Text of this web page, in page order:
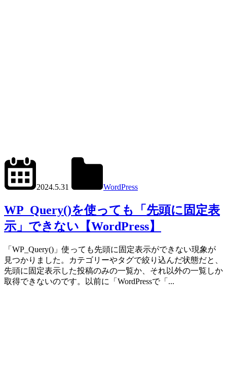
2024.5.31
WordPress
WP_Query()を使っても「先頭に固定表
示」できない【WordPress】
「WP_Query()」使っても先頭に固定表示ができない現象が
見つかりました。カテゴリーやタグで絞り込んだ状態だと、
先頭に固定表示した投稿のみの一覧か、それ以外の一覧しか
取得できないのです。以前に「WordPressで「...